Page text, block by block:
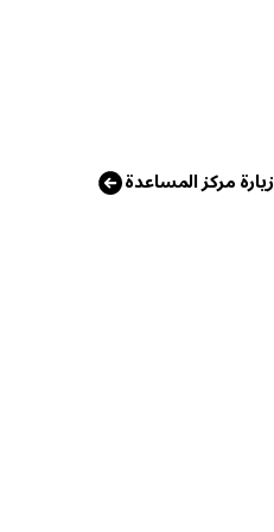
زيارة مركز المساعدة